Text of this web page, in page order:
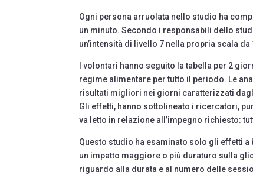
Ogni persona arruolata nello studio ha
un minuto. Secondo i responsabili dello
un’intensità di livello 7 nella propria scala da
I volontari hanno seguito la tabella per 2
regime alimentare per tutto il periodo. Le
risultati migliori nei giorni caratterizzati
Gli effetti, hanno sottolineato i ricercatori,
va letto in relazione all’impegno richiesto:
Questo studio ha esaminato solo gli effetti
un impatto maggiore o più duraturo sulla
riguardo alla durata e al numero delle